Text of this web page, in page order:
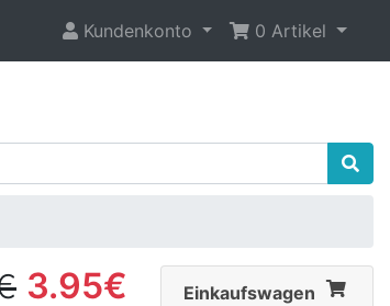
Kundenkonto 0 Artikel
3.95€ Einkaufswagen